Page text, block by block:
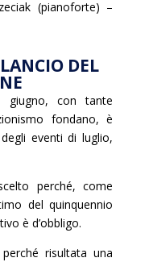
(pianoforte) –
DEL
giugno, con tante
fondano, è
eventi di luglio,
perché, come
del quinquennio
è d’obbligo.
risultata una